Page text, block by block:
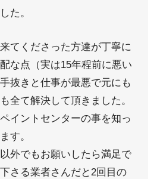
た。
てくださった方達が丁寧に
な点（実は15年程前に悪い
抜きと仕事が最悪で元にも
全て解決して頂きました。
イントセンターの事を知っ
す。
外でもお願いしたら満足で
さる業者さんだと2回目の